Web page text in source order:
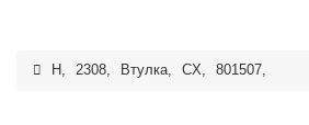
H , 2308, Втулка, CX, 801507,